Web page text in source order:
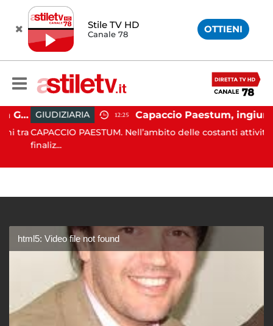
Stile TV HD
Canale 78 OTTIENI
Capaccio Paestum, istituita la Guardia Medica Turistica presso il Psaut di Piazza Santini
tra
GIUDIZIARIA 12:25 Capaccio Paestum, ingiurie alla Polizia Municipale sui social: indagato un cittadino
CAPACCIO PAESTUM. Nell’ambito delle costanti attività
finaliz...
html5: Video file not found